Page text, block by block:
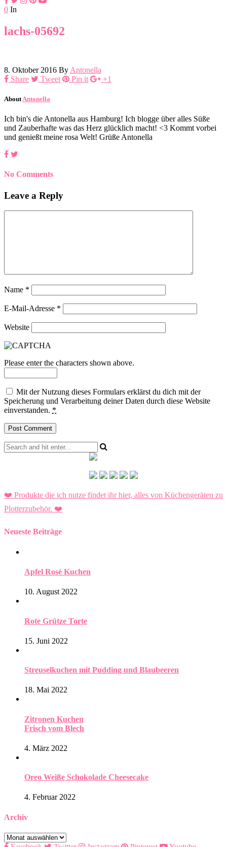
0 In
lachs-05692
8. Oktober 2016 By Antonella
Share
Tweet Pin it +1
About Antonella
Ich bin's die Antonella aus Hamburg! Ich blogge über alles Süße
und Zauberhafte was das Herz glücklich macht! <3 Kommt vorbei
und genießt meine rosa Welt! Grüße Antonella
No Comments
Leave a Reply
Name *
E-Mail-Adresse *
Website
Please enter the characters shown above.
Mit der Nutzung dieses Formulars erklärst du dich mit der
Speicherung und Verarbeitung deiner Daten durch diese Website
einverstanden. *
❤️ Produkte die ich nutze findet ihr hier, alles von Küchengeräten zu
Plotterzubehör. ❤️
Neueste Beiträge
Apfel Rosé Kuchen
10. August 2022
Rote Grütze Torte
15. Juni 2022
Streuselkuchen mit Pudding und Blaubeeren
18. Mai 2022
Zitronen Kuchen
Frisch vom Blech
4. März 2022
Oreo Weiße Schokolade Cheesecake
4. Februar 2022
Archiv
Archiv